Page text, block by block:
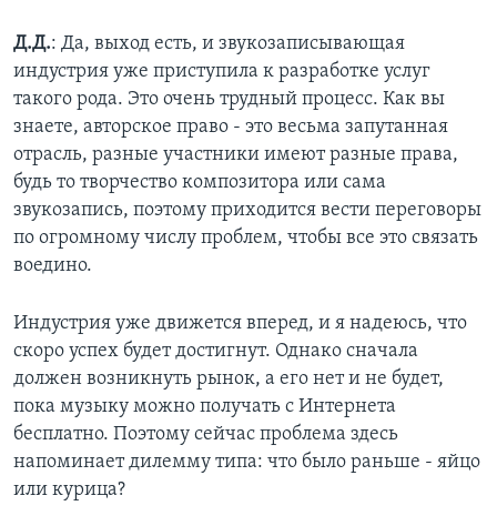
Д.Д.: Да, выход есть, и звукозаписывающая
индустрия уже приступила к разработке услуг
такого рода. Это очень трудный процесс. Как вы
знаете, авторское право - это весьма запутанная
отрасль, разные участники имеют разные права,
будь то творчество композитора или сама
звукозапись, поэтому приходится вести переговоры
по огромному числу проблем, чтобы все это связать
воедино.
Индустрия уже движется вперед, и я надеюсь, что
скоро успех будет достигнут. Однако сначала
должен возникнуть рынок, а его нет и не будет,
пока музыку можно получать с Интернета
бесплатно. Поэтому сейчас проблема здесь
напоминает дилемму типа: что было раньше - яйцо
или курица?